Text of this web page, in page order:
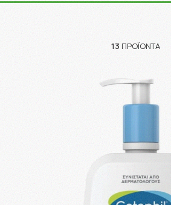
13ΠΡΟΪΌΝΤΑ